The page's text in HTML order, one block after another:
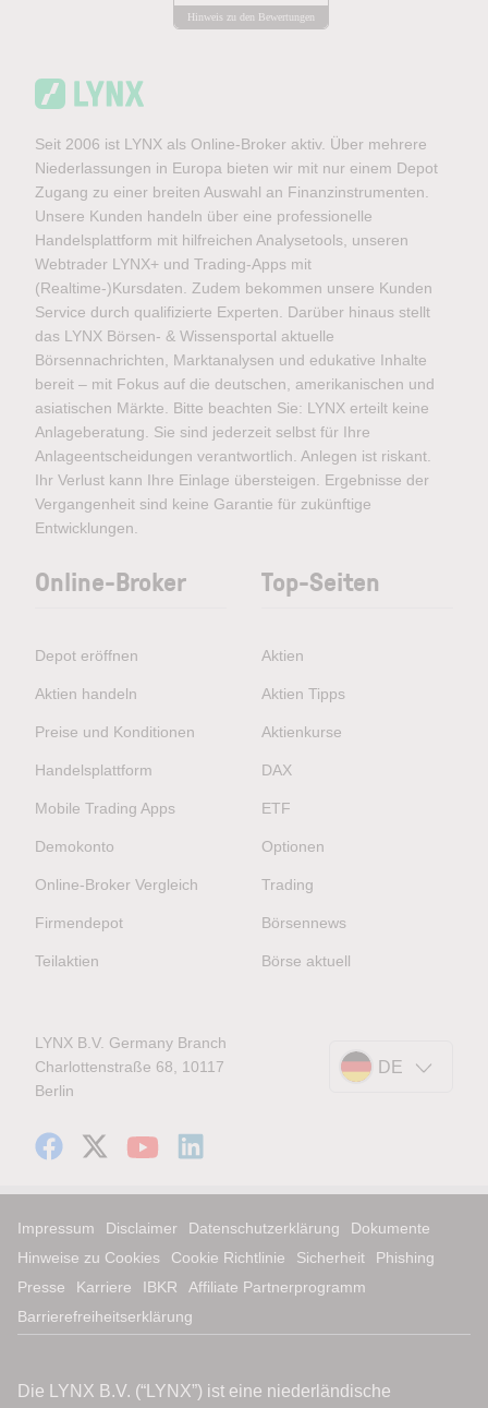
Hinweis zu den Bewertungen
Seit 2006 ist LYNX als Online-Broker aktiv. Über mehrere
Niederlassungen in Europa bieten wir mit nur einem Depot
Zugang zu einer breiten Auswahl an Finanzinstrumenten.
Unsere Kunden handeln über eine professionelle
Handelsplattform mit hilfreichen Analysetools, unseren
Webtrader LYNX+ und Trading-Apps mit
(Realtime-)Kursdaten. Zudem bekommen unsere Kunden
Service durch qualifizierte Experten. Darüber hinaus stellt
das LYNX Börsen- & Wissensportal aktuelle
Börsennachrichten, Marktanalysen und edukative Inhalte
bereit – mit Fokus auf die deutschen, amerikanischen und
asiatischen Märkte. Bitte beachten Sie: LYNX erteilt keine
Anlageberatung. Sie sind jederzeit selbst für Ihre
Anlageentscheidungen verantwortlich. Anlegen ist riskant.
Ihr Verlust kann Ihre Einlage übersteigen. Ergebnisse der
Vergangenheit sind keine Garantie für zukünftige
Entwicklungen.
Online-Broker
Depot eröffnen
Aktien handeln
Preise und Konditionen
Handelsplattform
Mobile Trading Apps
Demokonto
Online-Broker Vergleich
Firmendepot
Teilaktien
Top-Seiten
Aktien
Aktien Tipps
Aktienkurse
DAX
ETF
Optionen
Trading
Börsennews
Börse aktuell
LYNX B.V. Germany Branch
Charlottenstraße 68, 10117
Berlin
DE
Impressum Disclaimer Datenschutzerklärung
Dokumente
Hinweise zu Cookies
Cookie Richtlinie Sicherheit
Phishing
Presse
Karriere IBKR
Affiliate Partnerprogramm
Barrierefreiheitserklärung